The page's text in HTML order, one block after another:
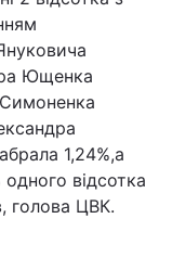
Ющенка
1,24%,а
відсотка
голова ЦВК.